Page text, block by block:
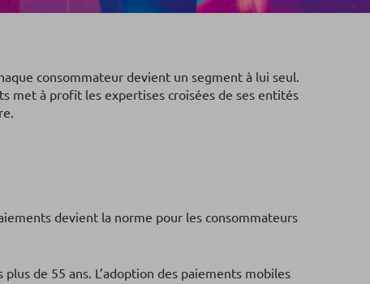
consommateur devient un segment à lui seul.
met à profit les expertises croisées de ses entités
devient la norme pour les consommateurs
de 55 ans. L’adoption des paiements mobiles